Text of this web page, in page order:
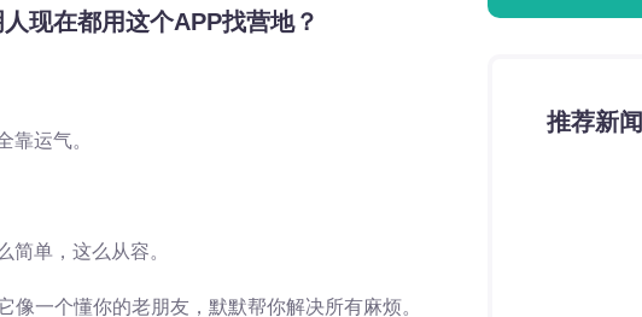
现在都用这个APP找营地？
靠运气。
简单，这么从容。
一个懂你的老朋友，默默帮你解决所有麻烦。
推荐新闻